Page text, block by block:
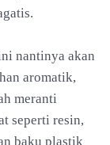
nantinya akan
aromatik,
meranti
seperti resin,
baku plastik